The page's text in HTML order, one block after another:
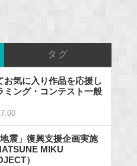
タグ
お気に入り作品を応援し
ミング・コンテスト一般
地震」復興支援企画実施
MIKU
）